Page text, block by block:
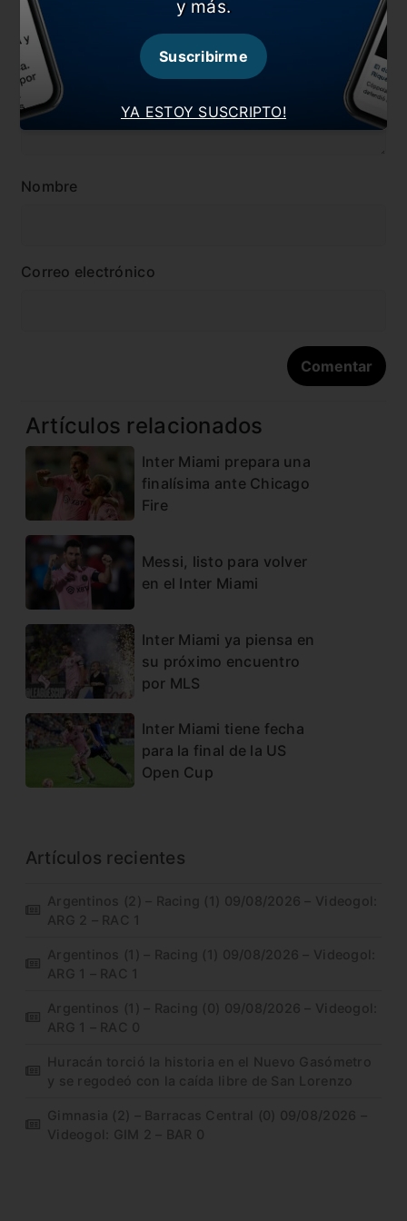
Nombre
Correo electrónico
Artículos relacionados
Inter Miami prepara una
finalísima ante Chicago
Fire
Messi, listo para volver
en el Inter Miami
Inter Miami ya piensa en
su próximo encuentro
por MLS
Inter Miami tiene fecha
para la final de la US
Open Cup
Artículos recientes
Argentinos (2) – Racing (1) 09/08/2026 – Videogol:
ARG 2 – RAC 1
Argentinos (1) – Racing (1) 09/08/2026 – Videogol:
ARG 1 – RAC 1
Argentinos (1) – Racing (0) 09/08/2026 – Videogol:
ARG 1 – RAC 0
Huracán torció la historia en el Nuevo Gasómetro
y se regodeó con la caída libre de San Lorenzo
Gimnasia (2) – Barracas Central (0) 09/08/2026 –
Videogol: GIM 2 – BAR 0
YA ESTOY SUSCRIPTO!
y más.
Suscribirme